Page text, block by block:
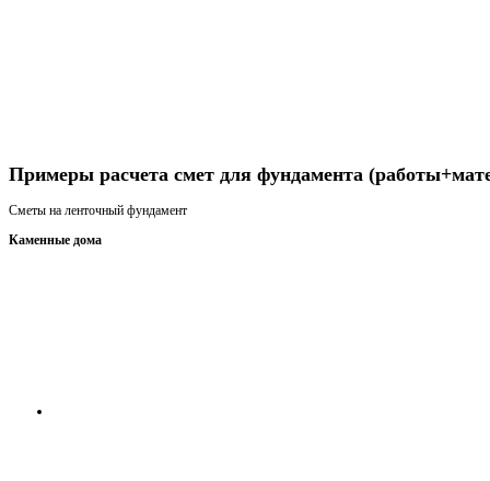
Примеры расчета смет для фундамента
Сметы на ленточный фундамент
Каменные дома